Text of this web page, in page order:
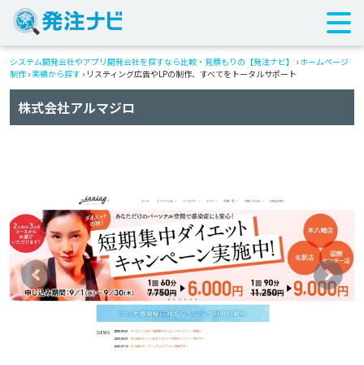
システム開発会社やアプリ開発会社を探すなら比較・見積もりの【発注ナビ】 › ホームページ
制作 › 実績から探す › リスティング広告やLPの制作、すべてをトータルサポート
株式会社アルマジロ